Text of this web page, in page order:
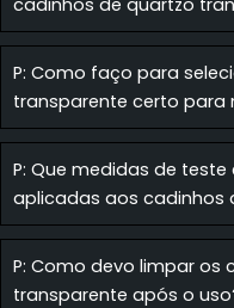
cadinhos de quartzo
P: Como faço para
transparente certo para
P: Que medidas de
aplicadas aos cadinhos
P: Como devo limpar os
transparente após o